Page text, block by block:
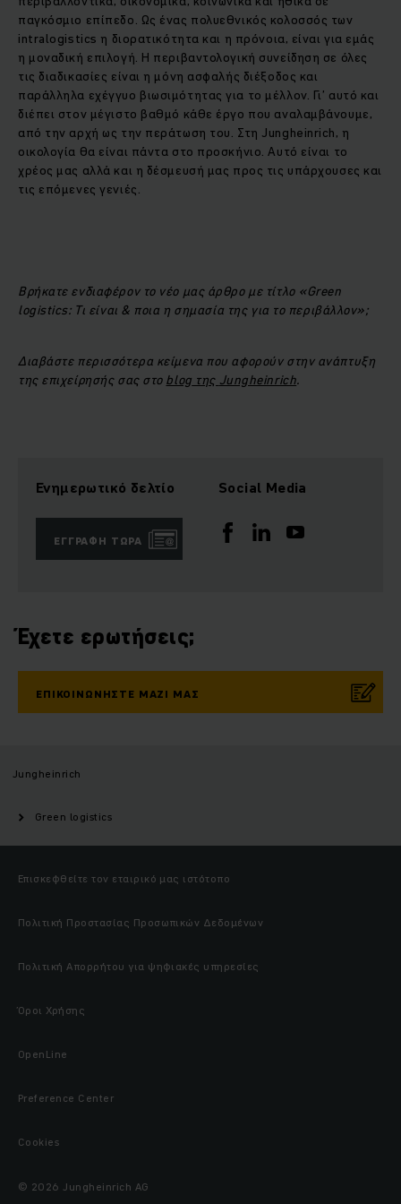
παγκόσμιο επίπεδο. Ως ένας πολυεθνικός κολοσσός των
intralogistics η διορατικότητα και η πρόνοια, είναι για εμάς
η μοναδική επιλογή. Η περιβαντολογική συνείδηση σε όλες
τις διαδικασίες είναι η μόνη ασφαλής διέξοδος και
παράλληλα εχέγγυο βιωσιμότητας για το μέλλον. Γι’ αυτό και
διέπει στον μέγιστο βαθμό κάθε έργο που αναλαμβάνουμε,
από την αρχή ως την περάτωση του. Στη Jungheinrich, η
οικολογία θα είναι πάντα στο προσκήνιο. Αυτό είναι το
χρέος μας αλλά και η δέσμευσή μας προς τις υπάρχουσες και
τις επόμενες γενιές.
Βρήκατε ενδιαφέρον το νέο μας άρθρο με τίτλο «Green
logistics: Tι είναι & ποια η σημασία της για το περιβάλλον»;
Διαβάστε περισσότερα κείμενα που αφορούν στην ανάπτυξη
της επιχείρησής σας στο blog της Jungheinrich.
Ενημερωτικό δελτίο
ΕΓΓΡΑΦΉ ΤΏΡΑ
Social Media
Έχετε ερωτήσεις;
ΕΠΙΚΟΙΝΩΝΉΣΤΕ ΜΑΖΊ ΜΑΣ
Jungheinrich
Green logistics
Επισκεφθείτε τον εταιρικό μας ιστότοπο
Πολιτική Προστασίας Προσωπικών Δεδομένων
Πολιτική Απορρήτου για ψηφιακές υπηρεσίες
Όροι Χρήσης
OpenLine
Preference Center
Cookies
© 2026 Jungheinrich AG